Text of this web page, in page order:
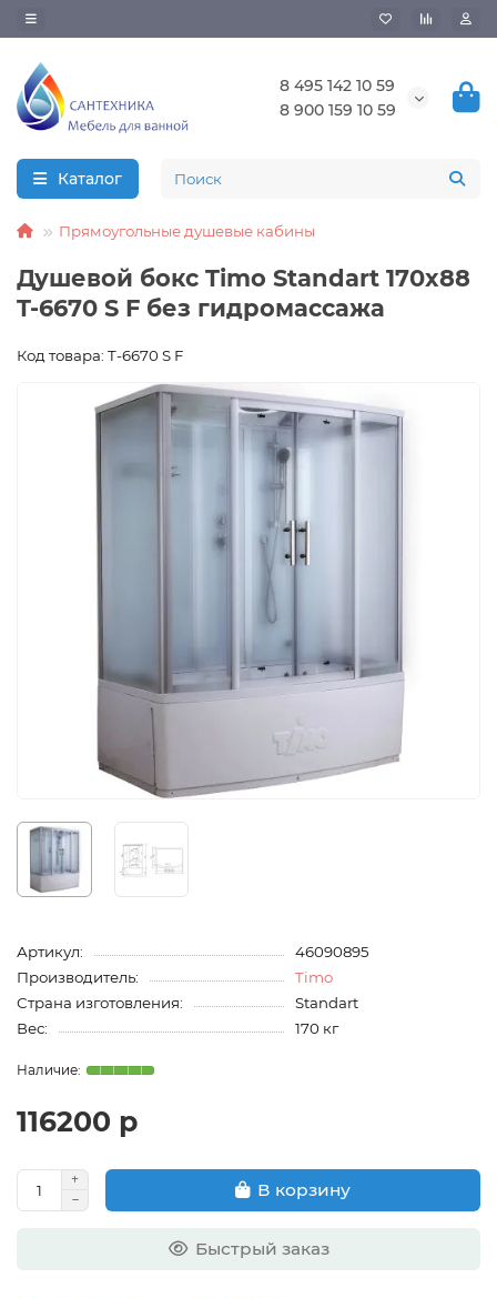
8 495 142 10 59
8 900 159 10 59
Каталог
Прямоугольные душевые кабины
Душевой бокс Timo Standart 170x88
T-6670 S F без гидромассажа
Код товара: T-6670 S F
Артикул:
46090895
Производитель:
Timo
Страна изготовления:
Standart
Вес:
170 кг
116200 р
В корзину
Быстрый заказ